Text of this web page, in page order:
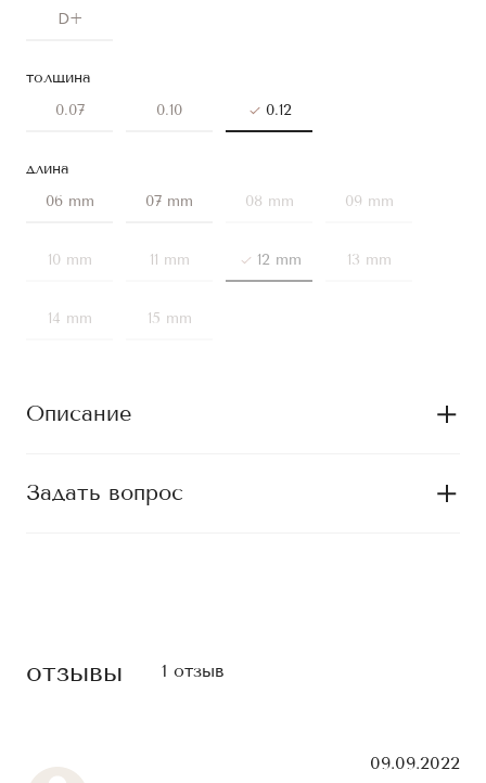
D+
толщина
0.07
0.10 0.12
длина
06 mm
07 mm 08 mm 09 mm
10 mm 11 mm 12 mm 13 mm
14 mm 15 mm
Описание
Задать вопрос
отзывы 1 отзыв
09.09.2022